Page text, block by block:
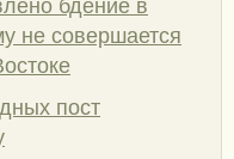
не совершается
пост